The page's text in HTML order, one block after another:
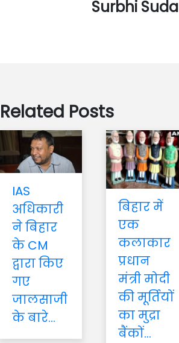
Surbhi Suda
Related Posts
IAS
अधिकारी
ने बिहार
के CM
द्वारा किए
गए
जालसाजी
के बारे...
बिहार में
एक
कलाकार
प्रधान
मंत्री मोदी
की मूर्तियों
का मुद्रा
बैंकों...